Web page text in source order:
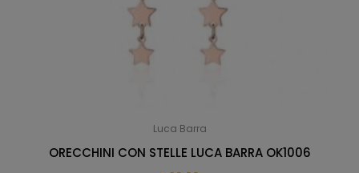
Luca Barra
ORECCHINI CON STELLE LUCA BARRA OK1006